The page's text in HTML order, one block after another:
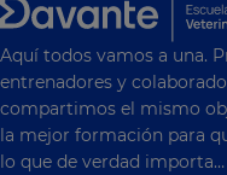
Aquí todos vamos a una.
entrenadores y
compartimos el mismo
la mejor formación para
lo que de verdad